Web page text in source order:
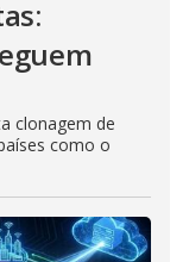
clonagem de
como o